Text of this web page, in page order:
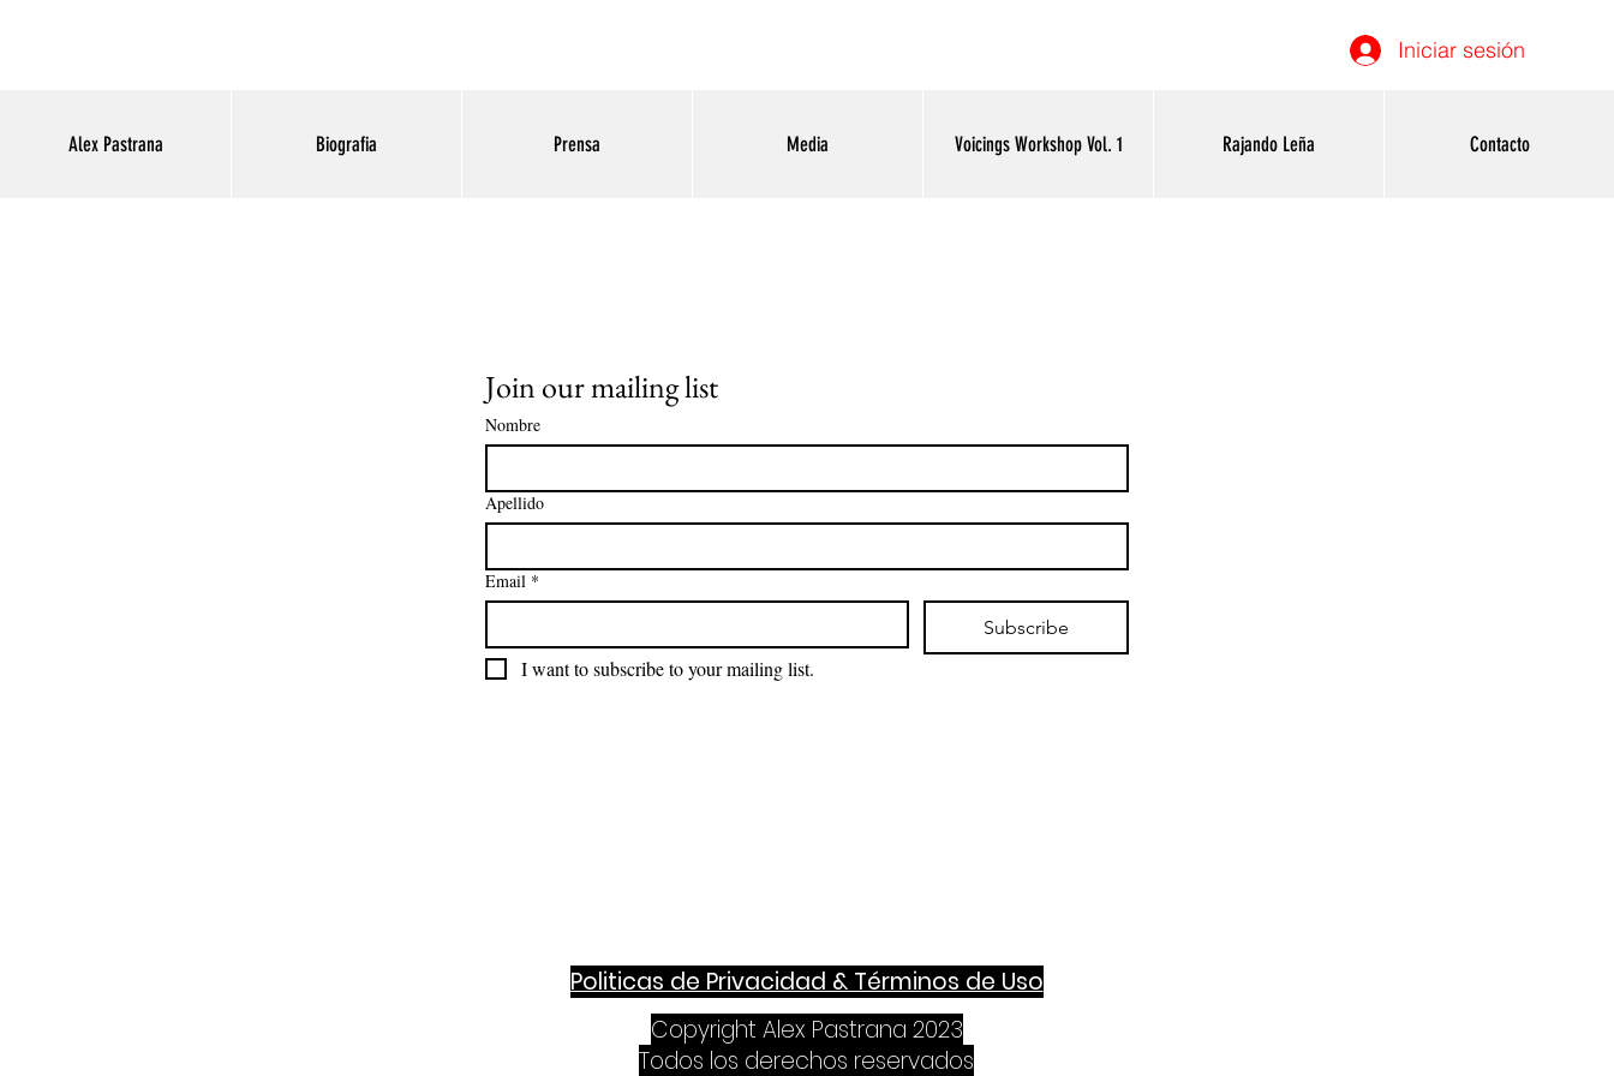
Iniciar sesión
Alex Pastrana Biografia Prensa Media Voicings Workshop Vol. 1 Rajando Leña Contacto
Join our mailing list
Nombre
Apellido
Email *
Subscribe
I want to subscribe to your mailing list.
Politicas de Privacidad & Términos de Uso
Copyright Alex Pastrana 2023
Todos los derechos reservados